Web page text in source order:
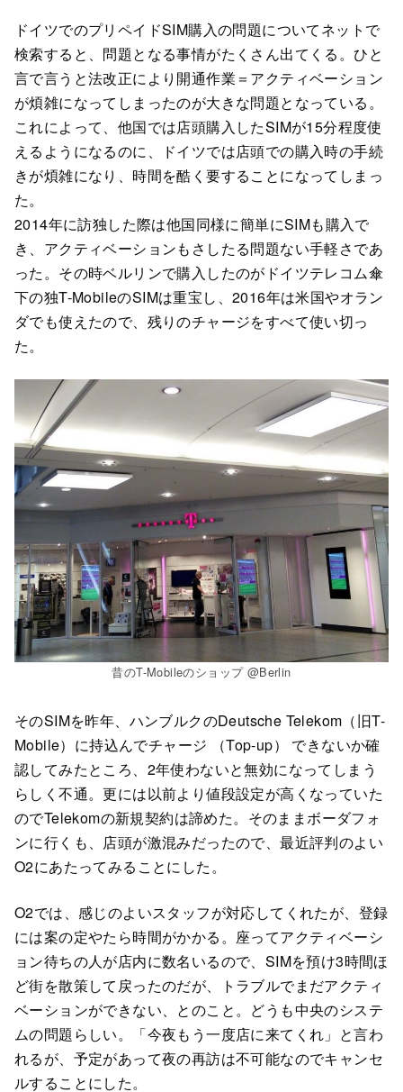
ドイツでのプリペイドSIM購入の問題についてネットで
検索すると、問題となる事情がたくさん出てくる。ひと
言で言うと法改正により開通作業＝アクティベーション
が煩雑になってしまったのが大きな問題となっている。
これによって、他国では店頭購入したSIMが15分程度使
えるようになるのに、ドイツでは店頭での購入時の手続
きが煩雑になり、時間を酷く要することになってしまっ
た。
2014年に訪独した際は他国同様に簡単にSIMも購入で
き、アクティベーションもさしたる問題ない手軽さであ
った。その時ベルリンで購入したのがドイツテレコム傘
下の独T-MobileのSIMは重宝し、2016年は米国やオラン
ダでも使えたので、残りのチャージをすべて使い切っ
た。
昔のT-Mobileのショップ @Berlin
そのSIMを昨年、ハンブルクのDeutsche Telekom（旧T-
Mobile）に持込んでチャージ （Top-up） できないか確
認してみたところ、2年使わないと無効になってしまう
らしく不通。更には以前より値段設定が高くなっていた
のでTelekomの新規契約は諦めた。そのままボーダフォ
ンに行くも、店頭が激混みだったので、最近評判のよい
O2にあたってみることにした。
O2では、感じのよいスタッフが対応してくれたが、登録
には案の定やたら時間がかかる。座ってアクティベーシ
ョン待ちの人が店内に数名いるので、SIMを預け3時間ほ
ど街を散策して戻ったのだが、トラブルでまだアクティ
ベーションができない、とのこと。どうも中央のシステ
ムの問題らしい。「今夜もう一度店に来てくれ」と言わ
れるが、予定があって夜の再訪は不可能なのでキャンセ
ルすることにした。